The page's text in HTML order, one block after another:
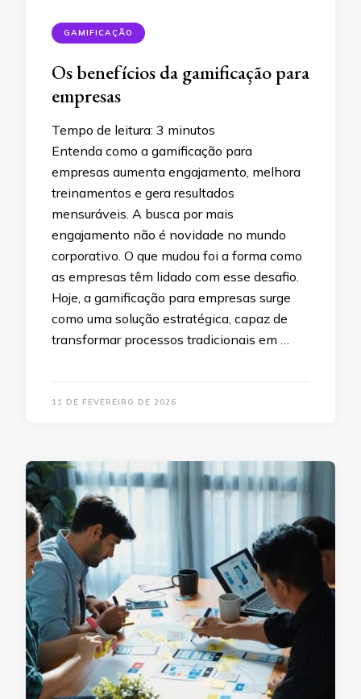
GAMIFICAÇÃO
Os benefícios da gamificação para
empresas
Tempo de leitura: 3 minutos
Entenda como a gamificação para
empresas aumenta engajamento, melhora
treinamentos e gera resultados
mensuráveis. A busca por mais
engajamento não é novidade no mundo
corporativo. O que mudou foi a forma como
as empresas têm lidado com esse desafio.
Hoje, a gamificação para empresas surge
como uma solução estratégica, capaz de
transformar processos tradicionais em …
11 DE FEVEREIRO DE 2026